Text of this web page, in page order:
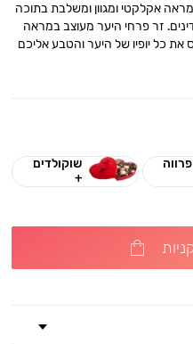
אקלקטי ומגוון ומשלבת בתוכה
עדינים. זר פרחי היער מעוצב במראה
את כל יופיו של היער והטבע אליכם
שוקולדים
+